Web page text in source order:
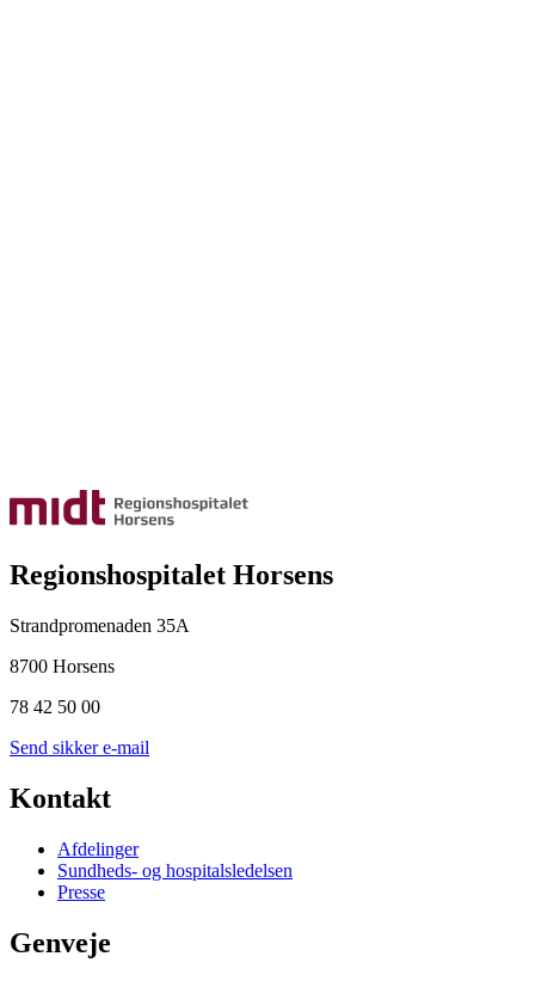
Regionshospitalet Horsens
Strandpromenaden 35A
8700 Horsens
78 42 50 00
Send sikker e-mail
Kontakt
Afdelinger
Sundheds- og hospitalsledelsen
Presse
Genveje